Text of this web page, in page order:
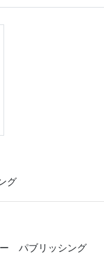
グ
パブリッシング